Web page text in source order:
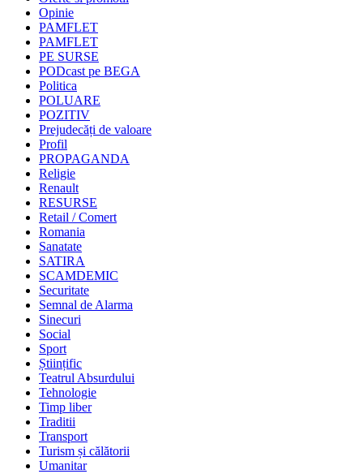
Opinie
PAMFLET
PAMFLET
PE SURSE
PODcast pe BEGA
Politica
POLUARE
POZITIV
Prejudecăți de valoare
Profil
PROPAGANDA
Religie
Renault
RESURSE
Retail / Comert
Romania
Sanatate
SATIRA
SCAMDEMIC
Securitate
Semnal de Alarma
Sinecuri
Social
Sport
Științific
Teatrul Absurdului
Tehnologie
Timp liber
Traditii
Transport
Turism și călătorii
Umanitar